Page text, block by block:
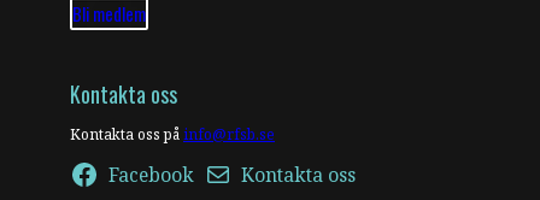
Bli medlem
Kontakta oss
Kontakta oss påinfo@rfsb.se
Facebook Kontakta oss